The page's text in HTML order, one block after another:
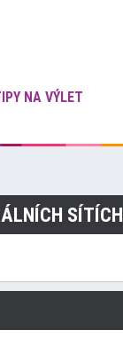
NA VÝLET
SÍTÍCH